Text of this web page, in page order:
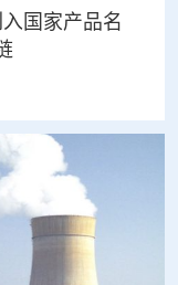
国家产品名